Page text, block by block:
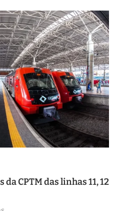
CPTM das linhas 11, 12